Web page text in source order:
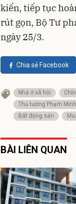
kiến, tiếp tục
rút gọn, Bộ Tư
ngày 25/3.
Chia sẻ Facebook
Nhà ở xã hội
Thủ tướng Phạm
Bất động sản
BÀI LIÊN QUAN